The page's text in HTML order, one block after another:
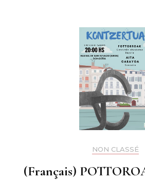
NON CLASSÉ
(Français)